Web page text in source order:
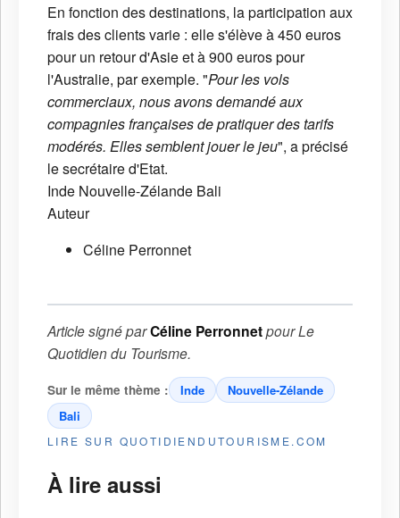
En fonction des destinations, la participation aux
frais des clients varie : elle s'élève à 450 euros
pour un retour d'Asie et à 900 euros pour
l'Australie, par exemple. "Pour les vols
commerciaux, nous avons demandé aux
compagnies françaises de pratiquer des tarifs
modérés. Elles semblent jouer le jeu", a précisé
le secrétaire d'Etat.
Inde Nouvelle-Zélande Bali
Auteur
Céline Perronnet
Article signé parCéline PerronnetpourLe
Quotidien du Tourisme.
Sur le même thème : Inde
Nouvelle-Zélande
Bali
LIRE SUR QUOTIDIENDUTOURISME.COM
À lire aussi